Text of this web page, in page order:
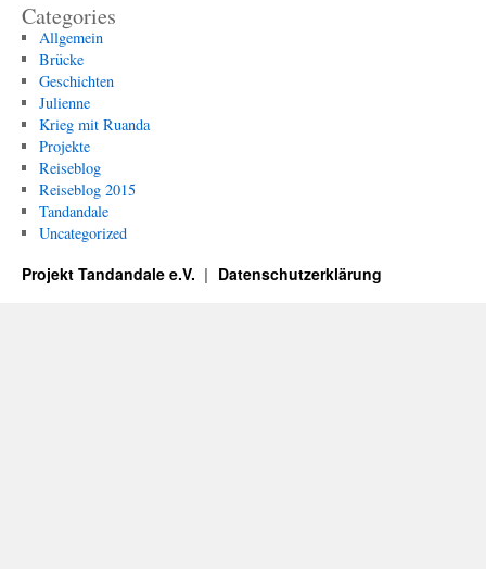
Categories
Allgemein
Brücke
Geschichten
Julienne
Krieg mit Ruanda
Projekte
Reiseblog
Reiseblog 2015
Tandandale
Uncategorized
Projekt Tandandale e.V. Datenschutzerklärung